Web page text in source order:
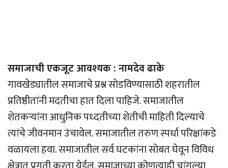
समाजाची एकजूट आवश्यक : नामदेव ढाके
गावखेड्यातील समाजाचे प्रश्न सोडविण्यासाठी शहरातील
प्रतिष्ठीतांनी मदतीचा हात दिला पाहिजे. समाजातील
शेतकर्‍यांना आधुनिक पध्दतीच्या शेतीची माहिती दिल्याचे
त्यांचे जीवनमान उंचावेल. समाजातील तरुण स्पर्धा परिक्षांकडे
वळायला हवा. समाजातील सर्व घटकांना सोबत घेवून विविध